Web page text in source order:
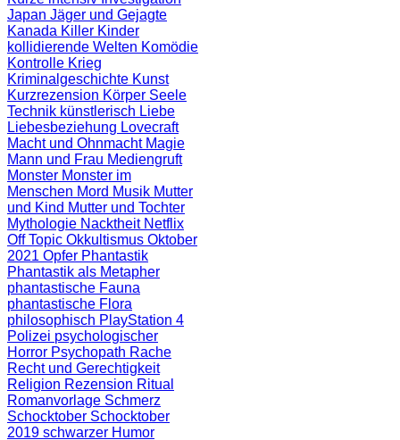
Japan Jäger und Gejagte
Kanada Killer Kinder
kollidierende Welten Komödie
Kontrolle Krieg
Kriminalgeschichte Kunst
Kurzrezension Körper Seele
Technik künstlerisch Liebe
Liebesbeziehung Lovecraft
Macht und Ohnmacht Magie
Mann und Frau Mediengruft
Monster Monster im
Menschen Mord Musik Mutter
und Kind Mutter und Tochter
Mythologie Nacktheit Netflix
Off Topic Okkultismus Oktober
2021 Opfer Phantastik
Phantastik als Metapher
phantastische Fauna
phantastische Flora
philosophisch PlayStation 4
Polizei psychologischer
Horror Psychopath Rache
Recht und Gerechtigkeit
Religion Rezension Ritual
Romanvorlage Schmerz
Schocktober Schocktober
2019 schwarzer Humor